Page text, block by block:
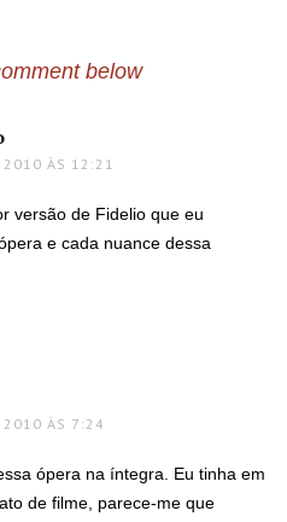
below
2010 ÀS 12:21
versão de Fidelio que eu
e cada nuance dessa
2010 ÀS 7:24
ópera na íntegra. Eu tinha em
de filme, parece-me que